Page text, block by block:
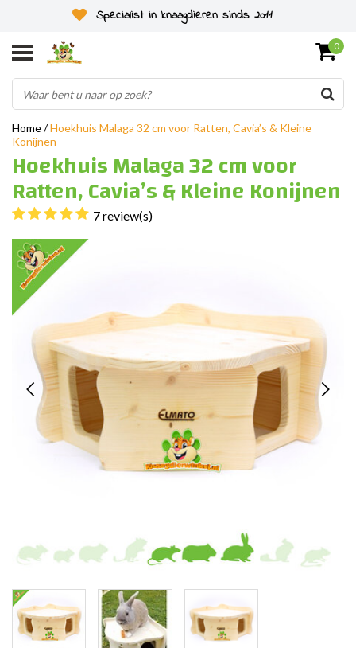
Specialist in knaagdieren sinds 2011
0
Home/Hoekhuis Malaga 32 cm voor Ratten, Cavia’s & Kleine
Konijnen
Hoekhuis Malaga 32 cm voor
Ratten, Cavia’s & Kleine Konijnen
7 review(s)